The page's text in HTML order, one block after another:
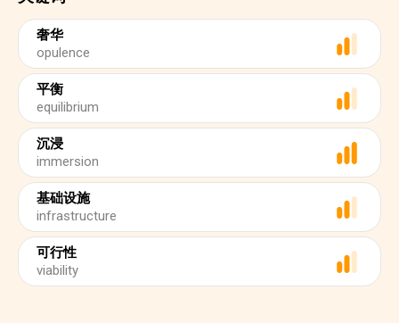
奢华
opulence
平衡
equilibrium
沉浸
immersion
基础设施
infrastructure
可行性
viability